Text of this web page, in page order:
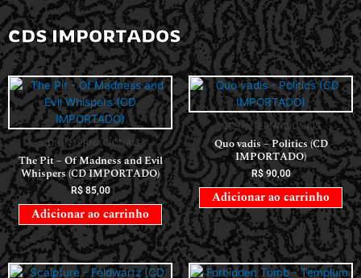
CDS IMPORTADOS
CDS INTERNACIONAIS
The Pit – Of Madness and Evil
Whispers (CD IMPORTADO)
R$85,00
Adicionar ao carrinho
CDS INTERNACIONAIS
Quo vadis – Politics (CD
IMPORTADO)
R$90,00
Adicionar ao carrinho